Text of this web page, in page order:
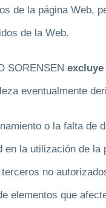
de la página Web,
de la Web.
SORENSEN
eventualmente
o la falta de
en la utilización de
no
elementos que